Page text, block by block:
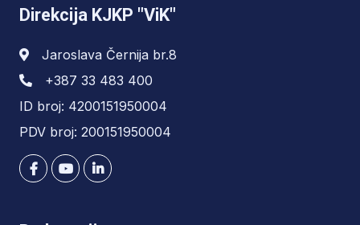
Direkcija KJKP "ViK"
Jaroslava Černija br.8
+387 33 483 400
ID broj: 4200151950004
PDV broj: 200151950004